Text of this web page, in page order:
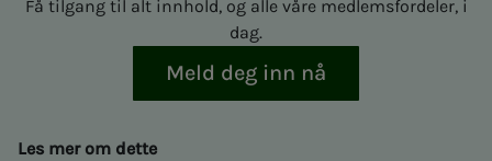
Få tilgang til alt innhold, og alle våre medlemsfordeler, i
dag.
Meld deg inn nå
Les mer om dette